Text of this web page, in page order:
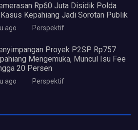
Rp60 Juta Disidik Polda
Kepahiang Jadi Sorotan Publik
ago Perspektif
Proyek P2SP Rp757
Mengemuka, Muncul Isu Fee
20 Persen
ago Perspektif